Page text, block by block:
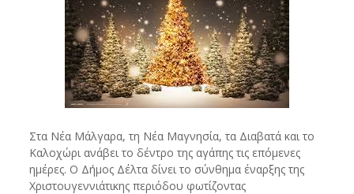
Στα Νέα Μάλγαρα, τη Νέα Μαγνησία, τα Διαβατά και το
Καλοχώρι ανάβει το δέντρο της αγάπης τις επόμενες
ημέρες. Ο Δήμος Δέλτα δίνει το σύνθημα έναρξης της
Χριστουγεννιάτικης περιόδου φωτίζοντας